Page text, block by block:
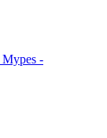
Mypes -